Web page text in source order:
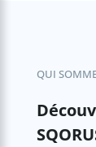
QUI